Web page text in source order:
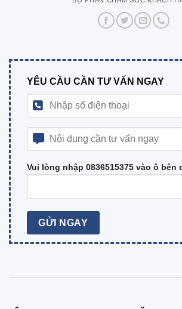
YÊU CẦU CẦN TƯ VẤN NGAY
Vui lòng nhập 0836515375 vào ô bên